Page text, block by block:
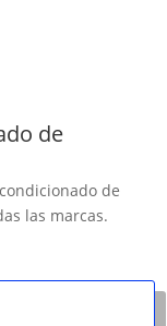
de
de
las marcas.